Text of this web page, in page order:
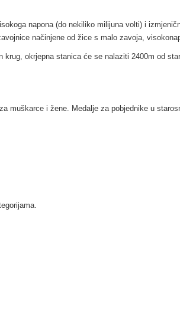
napona (do nekiliko milijuna volti) i
načinjene od žice s malo zavoja,
krug, okrjepna stanica će se nalaziti 2400m od
muškarce i žene. Medalje za pobjednike u